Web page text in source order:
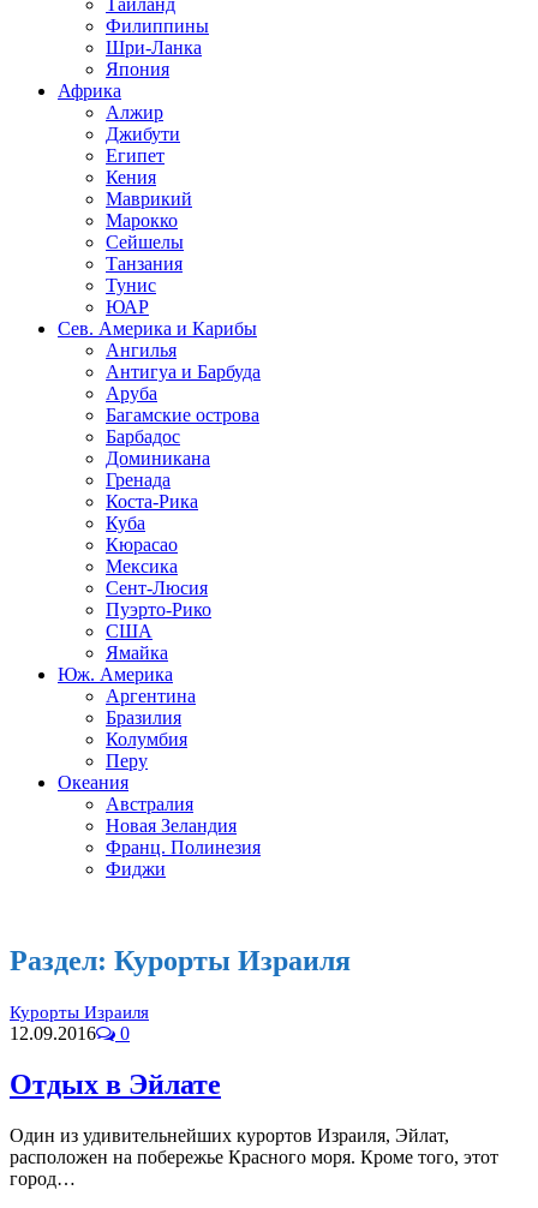
Таиланд
Филиппины
Шри-Ланка
Япония
Африка
Алжир
Джибути
Египет
Кения
Маврикий
Марокко
Сейшелы
Танзания
Тунис
ЮАР
Сев. Америка и Карибы
Ангилья
Антигуа и Барбуда
Аруба
Багамские острова
Барбадос
Доминикана
Гренада
Коста-Рика
Куба
Кюрасао
Мексика
Сент-Люсия
Пуэрто-Рико
США
Ямайка
Юж. Америка
Аргентина
Бразилия
Колумбия
Перу
Океания
Австралия
Новая Зеландия
Франц. Полинезия
Фиджи
Раздел: Курорты Израиля
Курорты Израиля
12.09.2016 0
Отдых в Эйлате
Один из удивительнейших курортов Израиля, Эйлат,
расположен на побережье Красного моря. Кроме того, этот
город…